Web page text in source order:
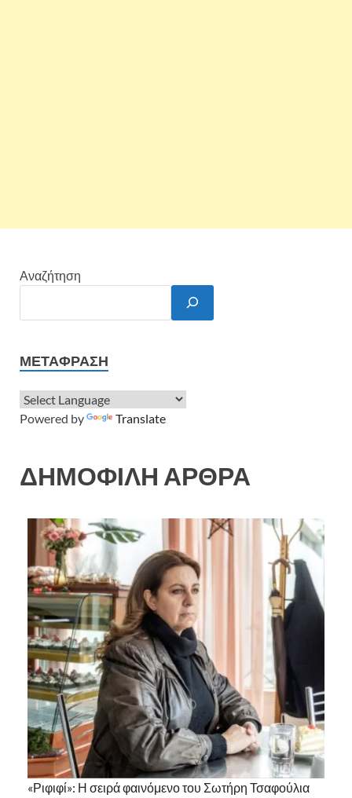
Αναζήτηση
ΜΕΤΆΦΡΑΣΗ
Powered by Translate
ΔΗΜΟΦΙΛΗ ΑΡΘΡΑ
«Ριφιφί»: Η σειρά φαινόμενο του Σωτήρη Τσαφούλια